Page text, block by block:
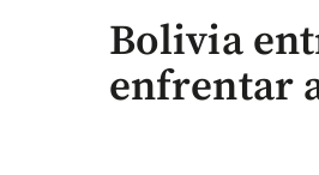
Bolivia
enfrentar